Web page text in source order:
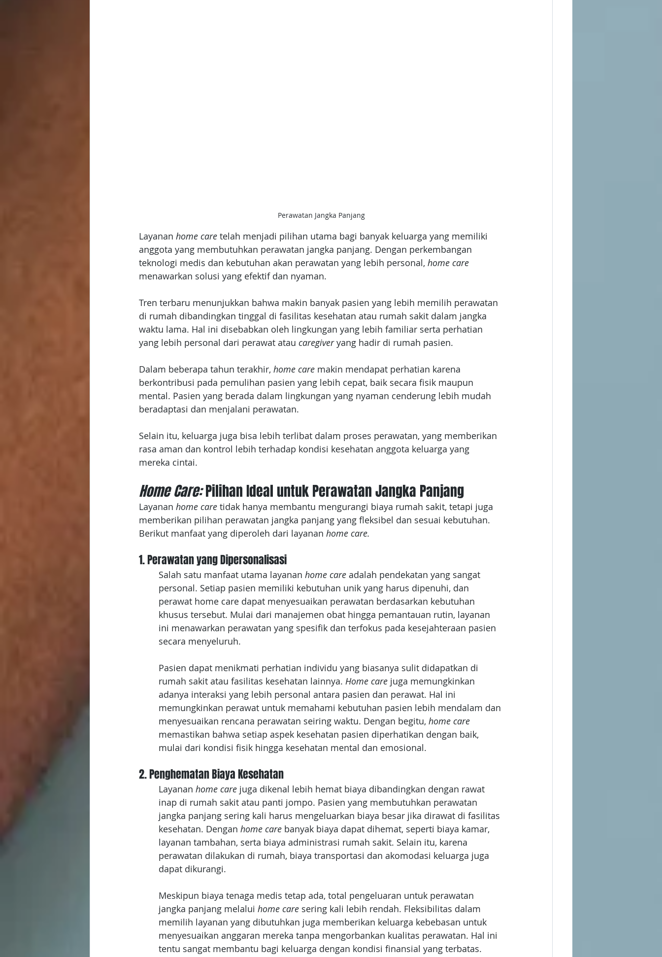
Perawatan Jangka Panjang
Layanan home care telah menjadi pilihan utama bagi banyak keluarga yang memiliki
anggota yang membutuhkan perawatan jangka panjang. Dengan perkembangan
teknologi medis dan kebutuhan akan perawatan yang lebih personal, home care
menawarkan solusi yang efektif dan nyaman.
Tren terbaru menunjukkan bahwa makin banyak pasien yang lebih memilih perawatan
di rumah dibandingkan tinggal di fasilitas kesehatan atau rumah sakit dalam jangka
waktu lama. Hal ini disebabkan oleh lingkungan yang lebih familiar serta perhatian
yang lebih personal dari perawat atau caregiver yang hadir di rumah pasien.
Dalam beberapa tahun terakhir, home care makin mendapat perhatian karena
berkontribusi pada pemulihan pasien yang lebih cepat, baik secara fisik maupun
mental. Pasien yang berada dalam lingkungan yang nyaman cenderung lebih mudah
beradaptasi dan menjalani perawatan.
Selain itu, keluarga juga bisa lebih terlibat dalam proses perawatan, yang memberikan
rasa aman dan kontrol lebih terhadap kondisi kesehatan anggota keluarga yang
mereka cintai.
Home Care: Pilihan Ideal untuk Perawatan Jangka Panjang
Layanan home care tidak hanya membantu mengurangi biaya rumah sakit, tetapi juga
memberikan pilihan perawatan jangka panjang yang fleksibel dan sesuai kebutuhan.
Berikut manfaat yang diperoleh dari layanan home care.
1. Perawatan yang Dipersonalisasi
Salah satu manfaat utama layanan home care adalah pendekatan yang sangat
personal. Setiap pasien memiliki kebutuhan unik yang harus dipenuhi, dan
perawat home care dapat menyesuaikan perawatan berdasarkan kebutuhan
khusus tersebut. Mulai dari manajemen obat hingga pemantauan rutin, layanan
ini menawarkan perawatan yang spesifik dan terfokus pada kesejahteraan pasien
secara menyeluruh.
Pasien dapat menikmati perhatian individu yang biasanya sulit didapatkan di
rumah sakit atau fasilitas kesehatan lainnya. Home care juga memungkinkan
adanya interaksi yang lebih personal antara pasien dan perawat. Hal ini
memungkinkan perawat untuk memahami kebutuhan pasien lebih mendalam dan
menyesuaikan rencana perawatan seiring waktu. Dengan begitu, home care
memastikan bahwa setiap aspek kesehatan pasien diperhatikan dengan baik,
mulai dari kondisi fisik hingga kesehatan mental dan emosional.
2. Penghematan Biaya Kesehatan
Layanan home care juga dikenal lebih hemat biaya dibandingkan dengan rawat
inap di rumah sakit atau panti jompo. Pasien yang membutuhkan perawatan
jangka panjang sering kali harus mengeluarkan biaya besar jika dirawat di fasilitas
kesehatan. Dengan home care banyak biaya dapat dihemat, seperti biaya kamar,
layanan tambahan, serta biaya administrasi rumah sakit. Selain itu, karena
perawatan dilakukan di rumah, biaya transportasi dan akomodasi keluarga juga
dapat dikurangi.
Meskipun biaya tenaga medis tetap ada, total pengeluaran untuk perawatan
jangka panjang melalui home care sering kali lebih rendah. Fleksibilitas dalam
memilih layanan yang dibutuhkan juga memberikan keluarga kebebasan untuk
menyesuaikan anggaran mereka tanpa mengorbankan kualitas perawatan. Hal ini
tentu sangat membantu bagi keluarga dengan kondisi finansial yang terbatas.